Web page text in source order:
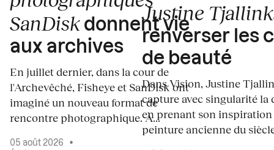
SanDisk donnent vie
aux archives
En juillet dernier, dans la cour de
l'Archevêché, Fisheye et SanDisk ont
imaginé un nouveau format de
rencontre photographique. À...
05 août 2026
•
Justine
renverser les
de beauté
Dans Vision, Justine
capture avec singularité la
en prenant son inspiration
peinture ancienne du